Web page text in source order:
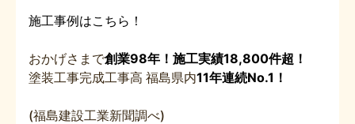
施工事例はこちら！
おかげさまで創業98年！施工実績18,800件超！
塗装工事完成工事高 福島県内11年連続No.1！
(福島建設工業新聞調べ)